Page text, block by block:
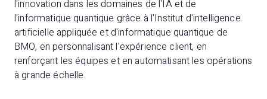
l'innovation dans les domaines de l'IA et de
l'informatique quantique grâce à l'Institut d'intelligence
artificielle appliquée et d'informatique quantique de
BMO, en personnalisant l'expérience client, en
renforçant les équipes et en automatisant les opérations
à grande échelle.